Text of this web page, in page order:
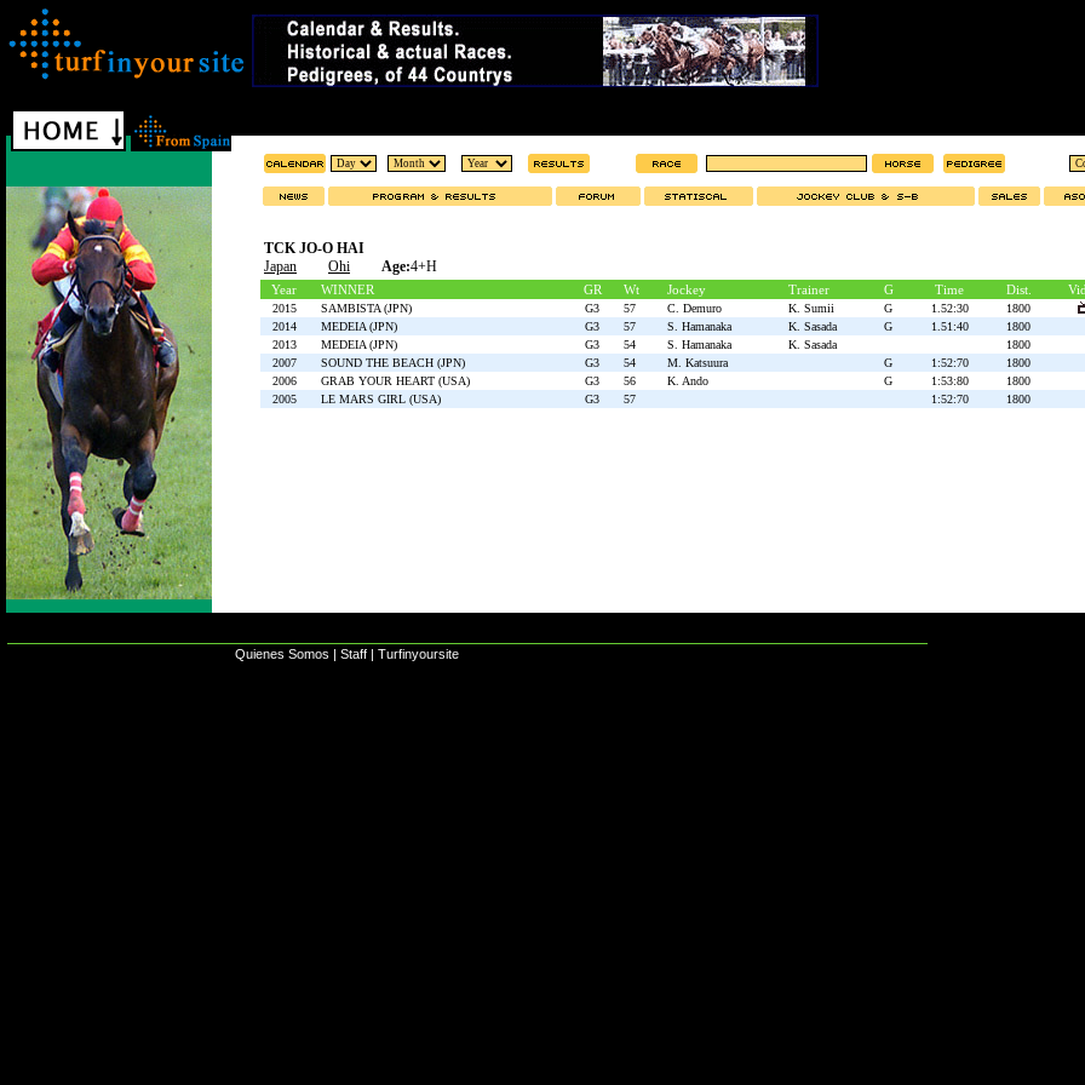
TCK JO-O HAI
Japan
Ohi Age:4+H
Year WINNER GR Wt Jockey Trainer G Time Dist.
2015 SAMBISTA (JPN) G3 57 C. Demuro K. Sumii G 1.52:30
1800
2014
MEDEIA (JPN) G3 57 S. Hamanaka K. Sasada G 1.51:40
1800
2013
MEDEIA (JPN) G3 54 S. Hamanaka K. Sasada
1800
2007
SOUND THE BEACH (JPN) G3 54 M. Katsuura G 1:52:70
1800
2006
GRAB YOUR HEART (USA) G3 56 K. Ando G 1:53:80
1800
2005
LE MARS GIRL (USA) G3 57 1:52:70 1800
Quienes Somos | Staff | Turfinyoursite